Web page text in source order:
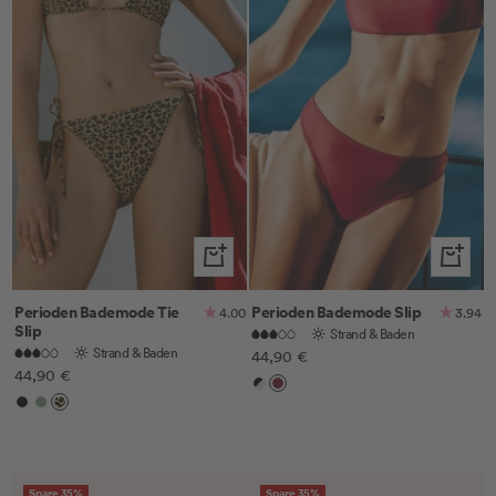
Schnellansicht
Perioden Bademode Tie
Slip
4.00
Strand & Baden
Angebotspreis
44,90 €
BlackKhaki
Leo
Perioden Bademode Slip
3.94
Strand & Baden
Angebotspreis
44,90 €
Black
Ruby